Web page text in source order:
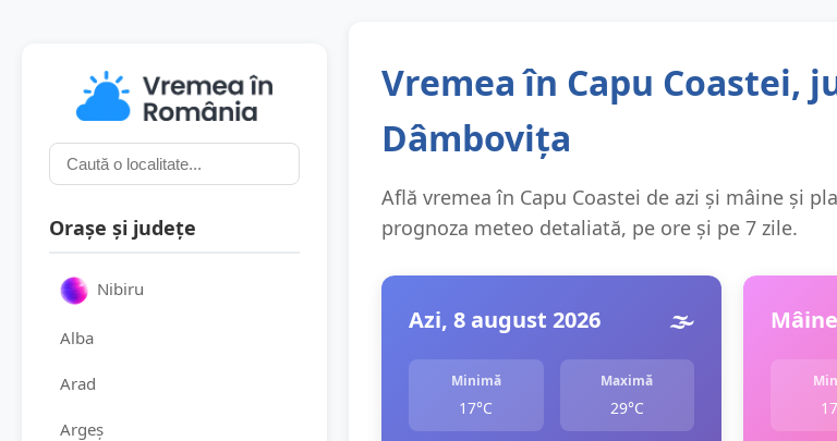
Orașe și județe
Nibiru
Alba
Arad
Argeș
Vremea în Capu Coastei,
Dâmbovița
Află vremea în Capu Coastei de azi și mâine și
prognoza meteo detaliată, pe ore și pe 7 zile.
Azi, 8 august 2026 🌫️
Minimă
17°C
Maximă
29°C